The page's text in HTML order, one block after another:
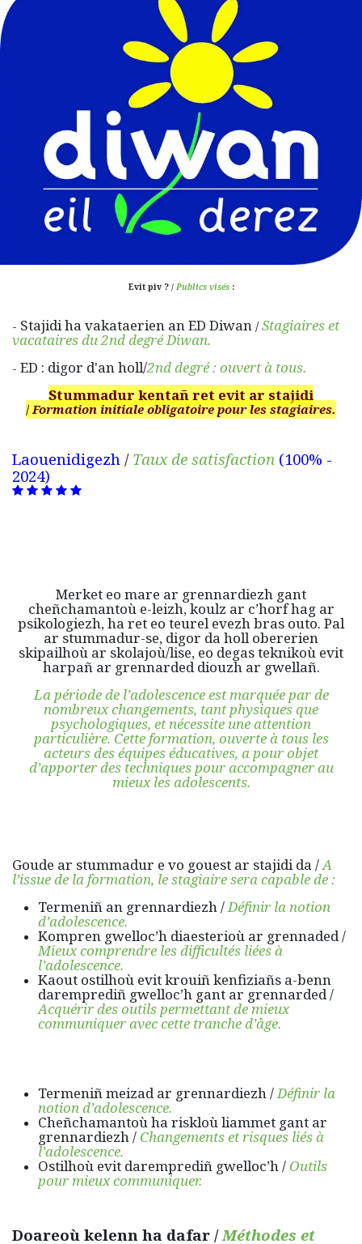
Evit piv ? /Publics visés:
- Stajidi ha vakataerien an ED Diwan /Stagiaires et
vacataires du 2nd degré Diwan.​
- ED : digor d'an holl/2nd degré : ouvert à tous.
Stummadur kentañ ret evit ar stajidi
/Formation initiale obligatoire pour les stagiaires.
Laouenidigezh /Taux de satisfaction (100% -
2024)
Merket eo mare ar grennardiezh gant
cheñchamantoù e-leizh, koulz ar c’horf hag ar
psikologiezh, ha ret eo teurel evezh bras outo. Pal
ar stummadur-se, digor da holl obererien
skipailhoù ar skolajoù/lise, eo degas teknikoù evit
harpañ ar grennarded diouzh ar gwellañ.
La période de l’adolescence est marquée par de
nombreux changements, tant physiques que
psychologiques, et nécessite une attention
particulière. Cette formation, ouverte à tous les
acteurs des équipes éducatives, a pour objet
d’apporter des techniques pour accompagner au
mieux les adolescents.
Goude ar stummadur e vo gouest ar stajidi da /A
l’issue de la formation, le stagiaire sera capable de :
Termeniñ an grennardiezh /Définir la notion
d’adolescence.
Kompren gwelloc’h diaesterioù ar grennaded /
Mieux comprendre les difficultés liées à
l’adolescence.
Kaout ostilhoù evit krouiñ kenfiziañs a-benn
daremprediñ gwelloc’h gant ar grennarded /
Acquérir des outils permettant de mieux
communiquer avec cette tranche d’âge.
Termeniñ meizad ar grennardiezh /Définir la
notion d’adolescence.
Cheñchamantoù ha riskloù liammet gant ar
grennardiezh / Changements et risques liés à
l’adolescence.
Ostilhoù evit daremprediñ gwelloc’h / Outils
pour mieux communiquer.
Doareoù kelenn ha dafar / Méthodes et